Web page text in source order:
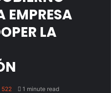
EMPRESA
LA
522 1 minute read